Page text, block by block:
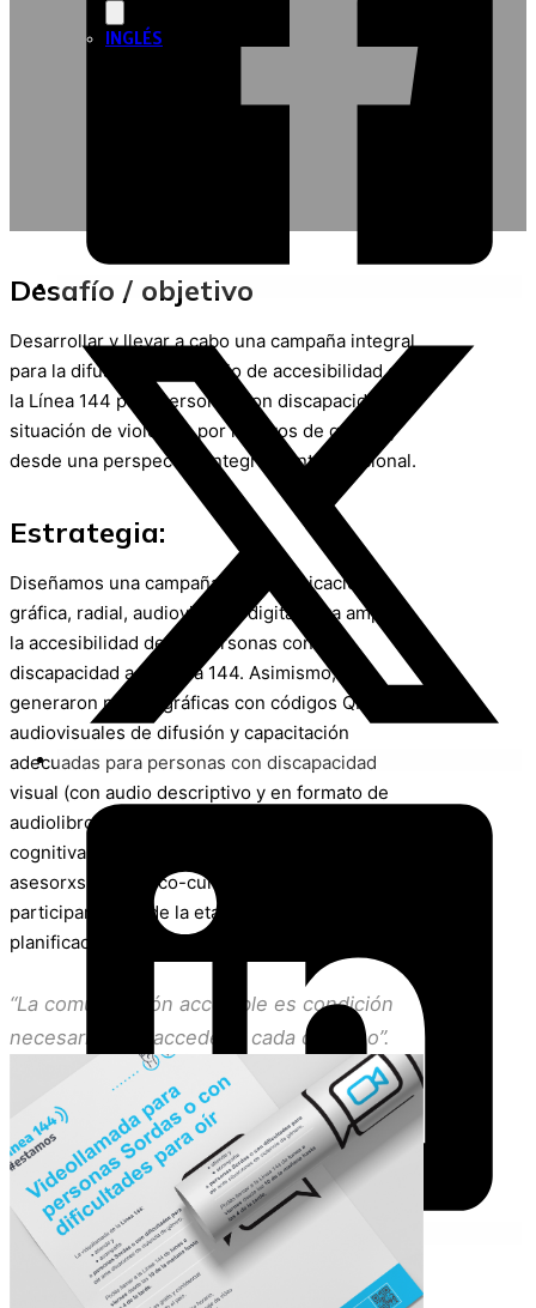
INGLÉS
Desafío / objetivo
Desarrollar y llevar a cabo una campaña integral
para la difusión del servicio de accesibilidad de
la Línea 144 para personas con discapacidad en
situación de violencia por motivos de género,
desde una perspectiva integral e interseccional.
Estrategia:
Diseñamos una campaña de comunicación
gráfica, radial, audiovisual y digital para ampliar
la accesibilidad de las personas con
discapacidad a la Línea 144. Asimismo, se
generaron piezas gráficas con códigos QR y
audiovisuales de difusión y capacitación
adecuadas para personas con discapacidad
visual (con audio descriptivo y en formato de
audiolibro), auditiva (con lenguaje claro y LSA) y
cognitiva (lectura fácil). Para ello trabajamos con
asesorxs linguístico-culturales, quienes
participaron desde la etapa de diseño y
planificación de la campaña.
“La comunicación accesible es condición
necesaria para acceder a cada derecho”.